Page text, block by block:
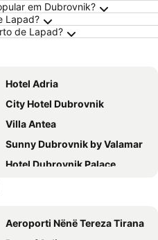
em Dubrovnik?
Lapad?
de Lapad?
Hotel Adria
City Hotel Dubrovnik
Villa Antea
Sunny Dubrovnik by Valamar
Hotel Dubrovnik Palace
Grand Hotel Park
Aeroporti Nënë Tereza Tirana